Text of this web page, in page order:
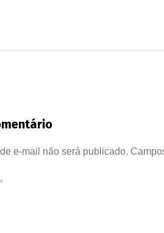
e-mail não será publicado.